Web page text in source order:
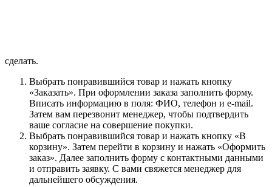
сделать.
Выбрать понравившийся товар и нажать кнопку
«Заказать». При оформлении заказа заполнить форму.
Вписать информацию в поля: ФИО, телефон и e-mail.
Затем вам перезвонит менеджер, чтобы подтвердить
ваше согласие на совершение покупки.
Выбрать понравившийся товар и нажать кнопку «В
корзину». Затем перейти в корзину и нажать «Оформить
заказ». Далее заполнить форму с контактными данными
и отправить заявку. С вами свяжется менеджер для
дальнейшего обсуждения.